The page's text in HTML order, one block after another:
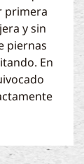
primera
y sin
piernas
En